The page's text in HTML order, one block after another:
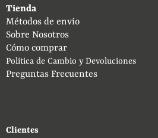
Tienda
Métodos de envío
Sobre Nosotros
Cómo comprar
Política de Cambio y Devoluciones
Preguntas Frecuentes
Clientes